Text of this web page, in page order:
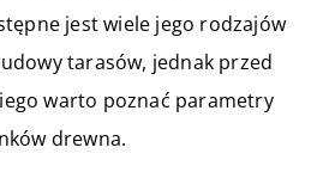
jest wiele jego rodzajów
tarasów, jednak przed
warto poznać parametry
drewna.